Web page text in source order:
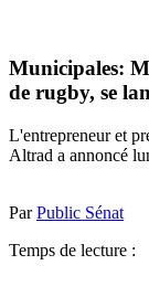
Municipales:
de rugby, se
L'entrepreneur et
Altrad a annoncé
ParPublic Sénat
Temps de lecture :